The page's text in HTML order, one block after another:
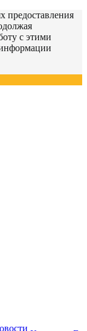
предоставления
с этими